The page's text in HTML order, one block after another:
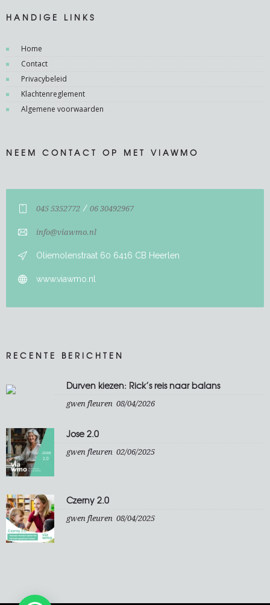
HANDIGE LINKS
Home
Contact
Privacybeleid
Klachtenreglement
Algemene voorwaarden
NEEM CONTACT OP MET VIAWMO
045 5352772 / 06 30492967
info@viawmo.nl
Oliemolenstraat 60 6416 CB Heerlen
www.viawmo.nl
RECENTE BERICHTEN
Durven kiezen: Rick’s reis naar balans
gwen fleuren 08/04/2026
Jose 2.0
gwen fleuren 02/06/2025
Czerny 2.0
gwen fleuren 08/04/2025